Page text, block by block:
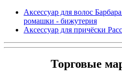
Аксессуар для волос
ромашки - бижутерия
Аксессуар для причёски
Торговые